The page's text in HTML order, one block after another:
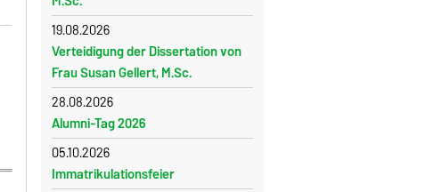
19.08.2026
Verteidigung der Dissertation von
Frau Susan Gellert, M.Sc.
28.08.2026
Alumni-Tag 2026
05.10.2026
Immatrikulationsfeier